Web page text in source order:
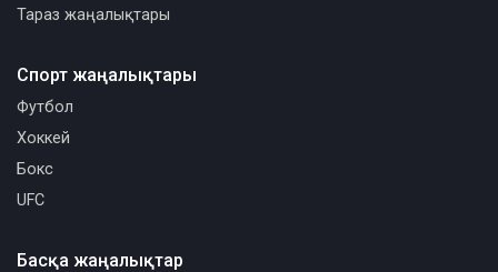
Тараз жаңалықтары
Спорт жаңалықтары
Футбол
Хоккей
Бокс
UFC
Басқа жаңалықтар